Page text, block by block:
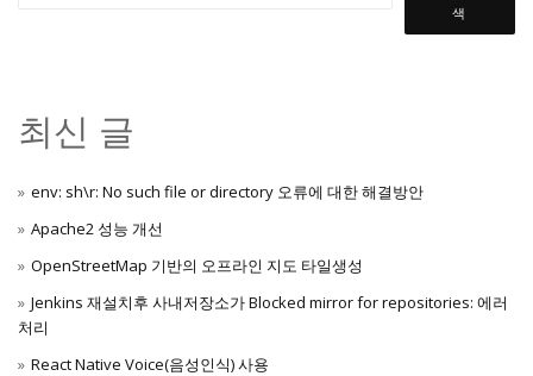
색
최신 글
env: sh\r: No such file or directory 오류에 대한 해결방안
Apache2 성능 개선
OpenStreetMap 기반의 오프라인 지도 타일생성
Jenkins 재설치후 사내저장소가 Blocked mirror for repositories: 에러
처리
React Native Voice(음성인식) 사용